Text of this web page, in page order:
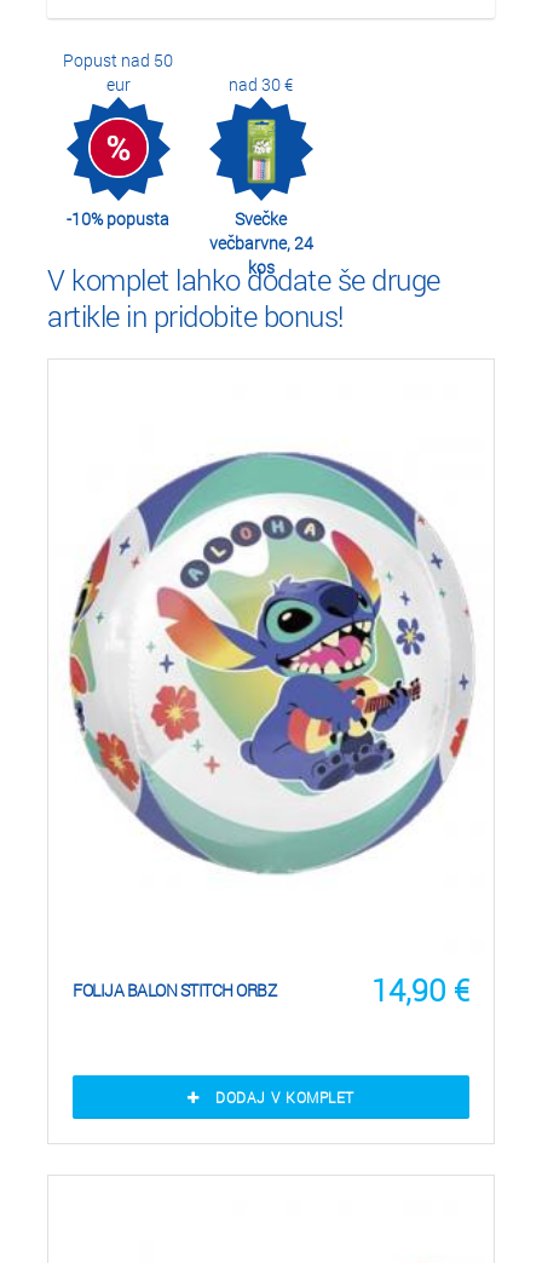
Popust nad 50
eur
-10% popusta
nad 30 €
Svečke
večbarvne, 24
kos
V komplet lahko dodate še druge
artikle in pridobite bonus!
14,90 €
FOLIJA BALON STITCH ORBZ
DODAJ V KOMPLET